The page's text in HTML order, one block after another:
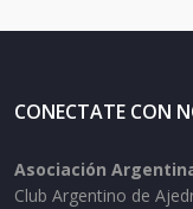
CONECTATE CON
Asociación
Club Argentino de